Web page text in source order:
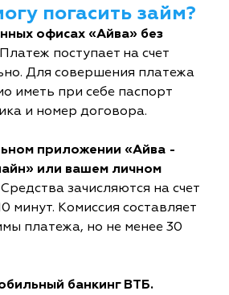
погасить займ?
офисах «Айва» без
Платеж поступает на счет
Для совершения платежа
иметь при себе паспорт
и номер договора.
приложении «Айва -
или вашем личном
Средства зачисляются на счет
минут. Комиссия составляет
платежа, но не менее 30
банкинг ВТБ.